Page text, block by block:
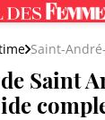
Saint-
Saint